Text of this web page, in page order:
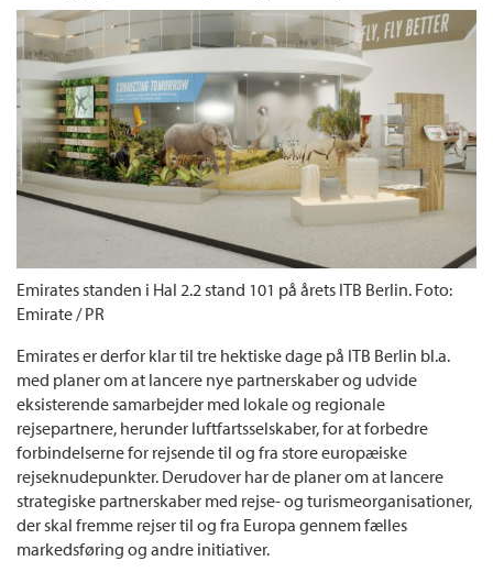
Emirates standen i Hal 2.2 stand 101 på årets ITB Berlin. Foto:
Emirate / PR
Emirates er derfor klar til tre hektiske dage på ITB Berlin bl.a.
med planer om at lancere nye partnerskaber og udvide
eksisterende samarbejder med lokale og regionale
rejsepartnere, herunder luftfartsselskaber, for at forbedre
forbindelserne for rejsende til og fra store europæiske
rejseknudepunkter. Derudover har de planer om at lancere
strategiske partnerskaber med rejse- og turismeorganisationer,
der skal fremme rejser til og fra Europa gennem fælles
markedsføring og andre initiativer.